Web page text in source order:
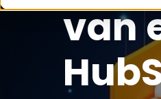
van